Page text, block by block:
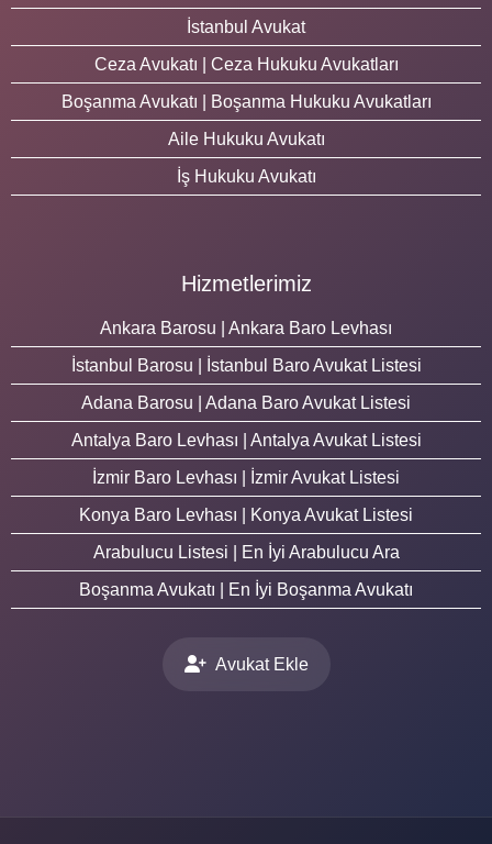
İstanbul Avukat
Ceza Avukatı | Ceza Hukuku Avukatları
Boşanma Avukatı | Boşanma Hukuku Avukatları
Aile Hukuku Avukatı
İş Hukuku Avukatı
Hizmetlerimiz
Ankara Barosu | Ankara Baro Levhası
İstanbul Barosu | İstanbul Baro Avukat Listesi
Adana Barosu | Adana Baro Avukat Listesi
Antalya Baro Levhası | Antalya Avukat Listesi
İzmir Baro Levhası | İzmir Avukat Listesi
Konya Baro Levhası | Konya Avukat Listesi
Arabulucu Listesi | En İyi Arabulucu Ara
Boşanma Avukatı | En İyi Boşanma Avukatı
Avukat Ekle